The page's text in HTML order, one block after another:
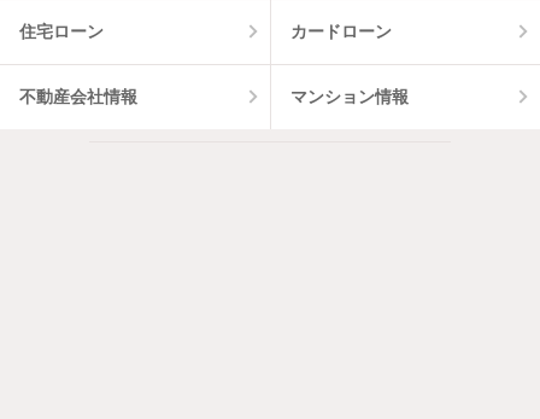
住宅ローン カードローン
不動産会社情報 マンション情報